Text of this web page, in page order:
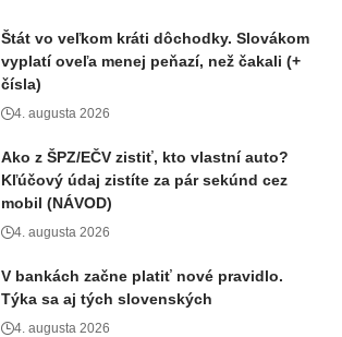
Štát vo veľkom kráti dôchodky. Slovákom
vyplatí oveľa menej peňazí, než čakali (+
čísla)
4. augusta 2026
Ako z ŠPZ/EČV zistiť, kto vlastní auto?
Kľúčový údaj zistíte za pár sekúnd cez
mobil (NÁVOD)
4. augusta 2026
V bankách začne platiť nové pravidlo.
Týka sa aj tých slovenských
4. augusta 2026